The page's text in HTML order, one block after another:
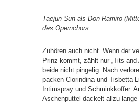
Taejun Sun als Don Ramiro
des Opernchors
Zuhören auch nicht. Wenn der
Prinz kommt, zählt nur „Tits and
beide nicht pingelig. Nach
packen Clorindina und Tisbetta
Intimspray und Schminkkoffer.
Aschenputtel dackelt allzu lange